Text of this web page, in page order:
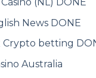
News DONE
Crypto betting
Australia